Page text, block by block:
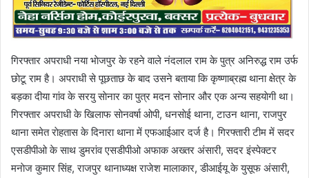
गिरफ्तार अपराधी नया भाेजपुर के रहने वाले नंदलाल राम के पुत्र अनिरुद्ध राम उर्फ
छाेटू राम है। अपराधी से पूछताछ के बाद उसने बताया कि कृष्णाब्रह्म थाना क्षेत्र के
बड़का दीया गांव के सरयु साेनार का पुत्र मदन साेनार और एक अन्य सहयाेगी था।
गिरफ्तार अपराधी के खिलाफ साेनवर्षा ओपी, धनसाेई थाना, टाउन थाना, राजपुर
थाना समेत राेहतास के दिनारा थाना में एफआईआर दर्ज है। गिरफ्तारी टीम में सदर
एसडीपीओ के साथ डुमरांव एसडीपीओ अफाक अख्तर अंसारी, सदर इंस्पेक्टर
मनाेज कुमार सिंह, राजपुर थानाध्यक्ष राजेश मालाकार, डीआईयू के युसूफ अंसारी,